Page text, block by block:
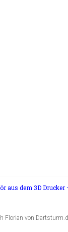
aus dem 3D Drucker
Florian von